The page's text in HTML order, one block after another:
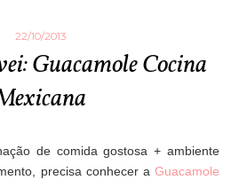
22/10/2013
Guacamole Cocina
de comida gostosa + ambiente
precisa conhecer a Guacamole